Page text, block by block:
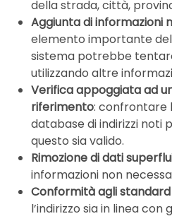
della strada, città,
Aggiunta di informazioni
elemento importante
sistema potrebbe
utilizzando altre
Verifica appoggiata ad
riferimento: confrontare
database di indirizzi noti
questo sia valido.
Rimozione di dati
informazioni non
Conformità agli
l’indirizzo sia in linea